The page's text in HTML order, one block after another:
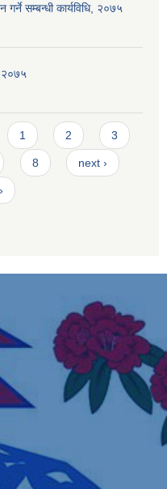
सम्बन्धी कार्यविधि, २०७५
२०७५
1 2 3
8 next ›